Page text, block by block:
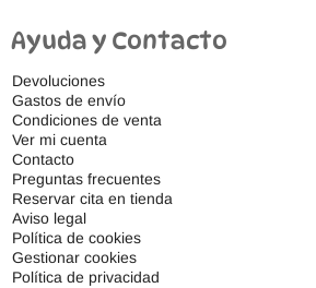
Ayuda y Contacto
Devoluciones
Gastos de envío
Condiciones de venta
Ver mi cuenta
Contacto
Preguntas frecuentes
Reservar cita en tienda
Aviso legal
Política de cookies
Gestionar cookies
Política de privacidad